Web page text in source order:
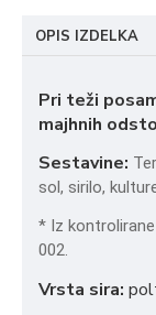
OPIS IZDELKA
Pri teži
majhnih
Sestavine:
sol, sirilo,
* Iz
002.
Vrsta sira: